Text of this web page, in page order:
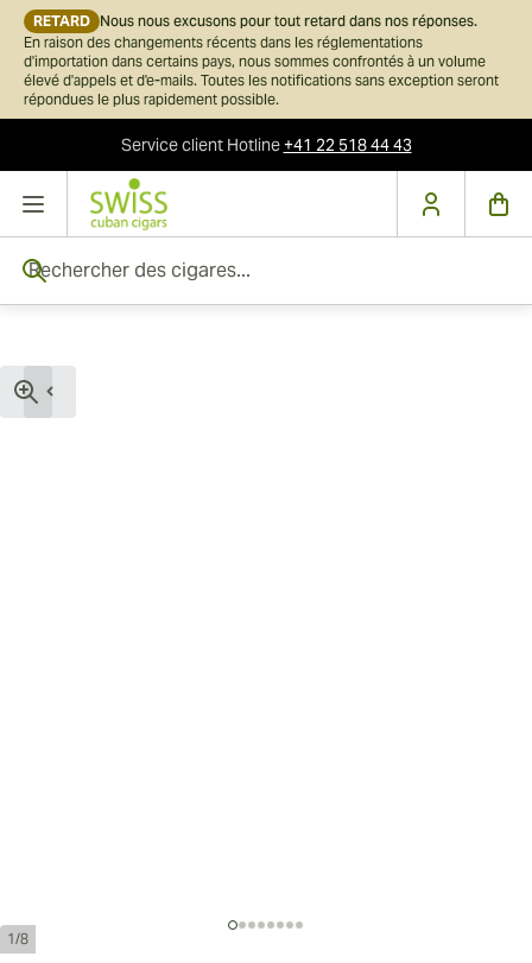
RETARD Nous nous excusons pour tout retard dans nos réponses.
En raison des changements récents dans les réglementations
d'importation dans certains pays, nous sommes confrontés à un volume
élevé d'appels et d'e-mails. Toutes les notifications sans exception seront
répondues le plus rapidement possible.
Service clientHotline+41 22 518 44 43
Skip to Content
1/8